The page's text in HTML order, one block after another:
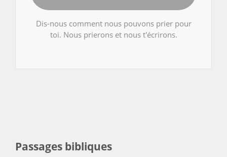
Dis-nous comment nous pouvons prier pour
toi. Nous prierons et nous t'écrirons.
Passages bibliques